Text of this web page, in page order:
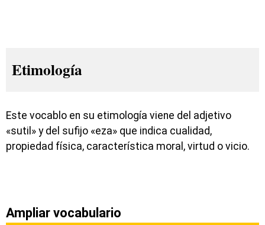
Etimología
Este vocablo en su etimología viene del adjetivo
«sutil» y del sufijo «eza» que indica cualidad,
propiedad física, característica moral, virtud o vicio.
Ampliar vocabulario